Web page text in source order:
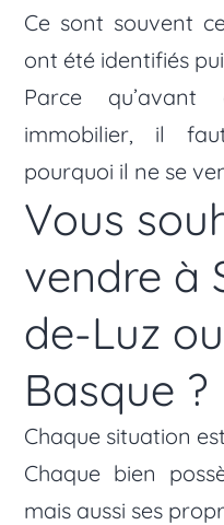
Ce sont souvent
ont été identifiés
Parce
immobilier, il
pourquoi il ne se
Vous
vendre à
de-Luz
Basque ?
Chaque situation
Chaque bien
mais aussi ses